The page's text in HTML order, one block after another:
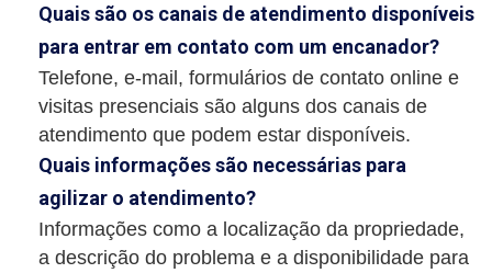
Quais são os canais de atendimento disponíveis
para entrar em contato com um encanador?
Telefone, e-mail, formulários de contato online e
visitas presenciais são alguns dos canais de
atendimento que podem estar disponíveis.
Quais informações são necessárias para
agilizar o atendimento?
Informações como a localização da propriedade,
a descrição do problema e a disponibilidade para